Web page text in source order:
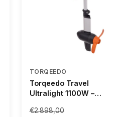
TORQEEDO
Torqeedo Travel
Ultralight 1100W –
für Kajaks mit
€2.898,00